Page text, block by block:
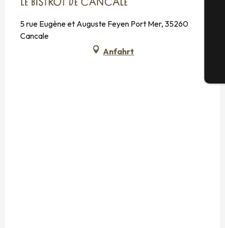
LE BISTROT DE CANCALE
5 rue Eugène et Auguste Feyen Port Mer, 35260
Cancale
Anfahrt